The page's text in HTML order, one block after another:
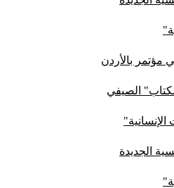
مؤتمر بالأردن
الصيفي
الجديدة